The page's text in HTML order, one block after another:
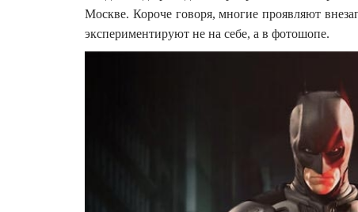
Москве. Короче говоря, многие проявляют
экспериментируют не на себе, а в фотошопе.